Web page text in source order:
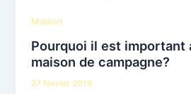
Maison
Pourquoi il est important
maison de campagne?
27 février 2019